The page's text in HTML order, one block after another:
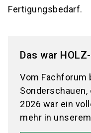
Fertigungsbedarf.
Das war
Vom Fachforum
Sonderschauen,
2026 war ein
mehr in